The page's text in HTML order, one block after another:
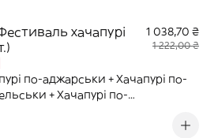
хачапурі
1 038,70 ₴
1 222,00 ₴
по-аджарськи + Хачапурі по-
+ Хачапурі по-